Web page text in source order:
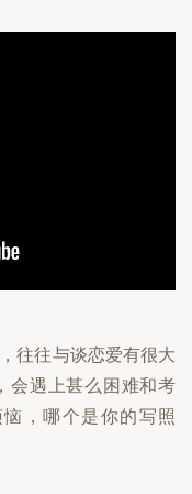
往往与谈恋爱有很大
会遇上甚么困难和考
，哪个是你的写照